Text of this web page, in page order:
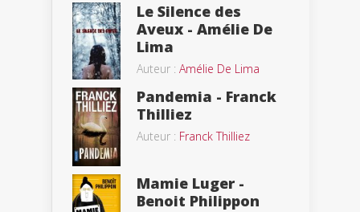
Le Silence des
Aveux - Amélie De
Lima
Auteur : Amélie De Lima
Pandemia - Franck
Thilliez
Auteur : Franck Thilliez
Mamie Luger -
Benoit Philippon